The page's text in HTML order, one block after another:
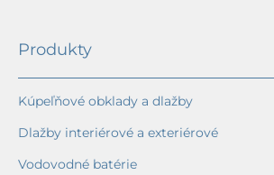
Produkty
Kúpeľňové obklady a dlažby
Dlažby interiérové a exteriérové
Vodovodné batérie